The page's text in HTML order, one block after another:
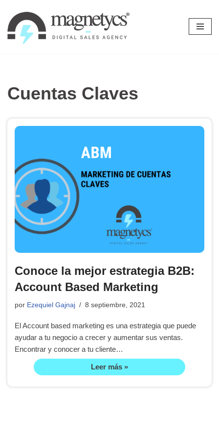
Ir
al
Cuentas Claves
Conoce la mejor estrategia B2B:
Account Based Marketing
por Ezequiel Gajnaj 8 septiembre, 2021
El Account based marketing es una estrategia que puede
ayudar a tu negocio a crecer y aumentar sus ventas.
Encontrar y conocer a tu cliente…
Leer más »